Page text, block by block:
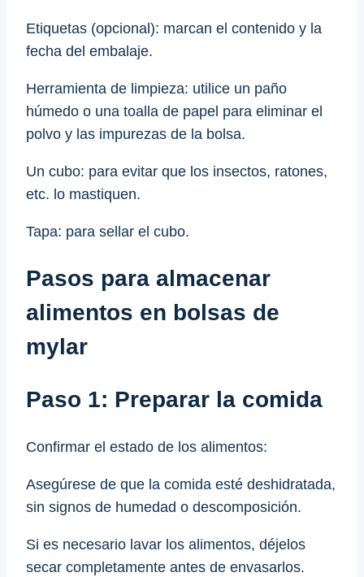
Etiquetas (opcional): marcan el contenido y la
fecha del embalaje.
Herramienta de limpieza: utilice un paño
húmedo o una toalla de papel para eliminar el
polvo y las impurezas de la bolsa.
Un cubo: para evitar que los insectos, ratones,
etc. lo mastiquen.
Tapa: para sellar el cubo.
Pasos para almacenar
alimentos en bolsas de
mylar
Paso 1: Preparar la comida
Confirmar el estado de los alimentos:
Asegúrese de que la comida esté deshidratada,
sin signos de humedad o descomposición.
Si es necesario lavar los alimentos, déjelos
secar completamente antes de envasarlos.